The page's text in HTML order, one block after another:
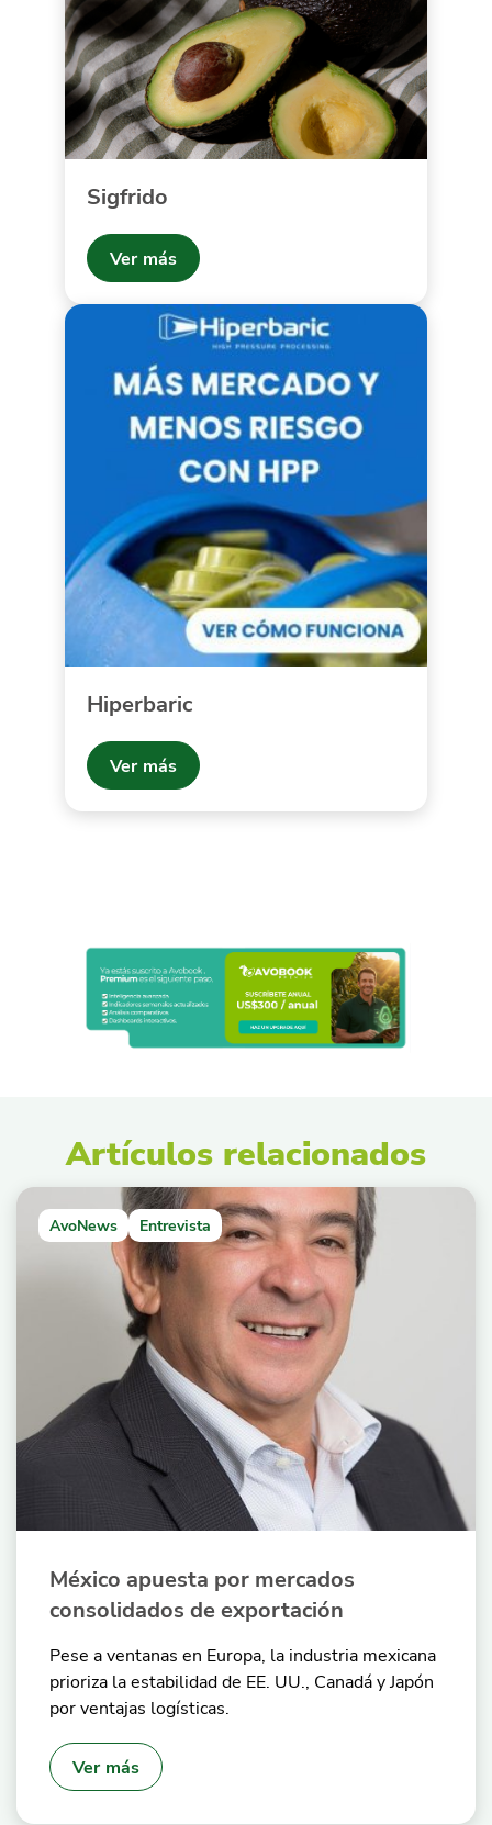
Sigfrido
Ver más
Hiperbaric
Ver más
Artículos relacionados
AvoNews Entrevista
México apuesta por mercados
consolidados de exportación
Pese a ventanas en Europa, la industria mexicana
prioriza la estabilidad de EE. UU., Canadá y Japón
por ventajas logísticas.
Ver más